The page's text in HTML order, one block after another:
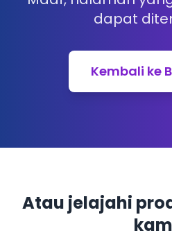
dapat
Kembali ke
Atau jelajahi